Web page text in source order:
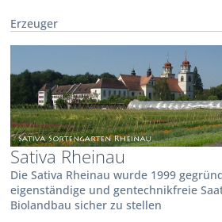
Erzeuger
Sativa Rheinau
Die Sativa Rheinau wurde 1999
eigenständige und gentechnikfreie
Biolandbau sicher zu stellen